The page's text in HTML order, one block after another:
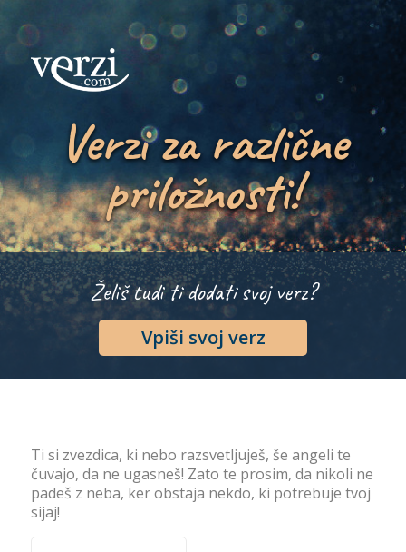
Verzi za različne
priložnosti!
Želiš tudi ti dodati svoj verz?
Vpiši svoj verz
Ti si zvezdica, ki nebo razsvetljuješ, še angeli te
čuvajo, da ne ugasneš! Zato te prosim, da nikoli ne
padeš z neba, ker obstaja nekdo, ki potrebuje tvoj
sijaj!